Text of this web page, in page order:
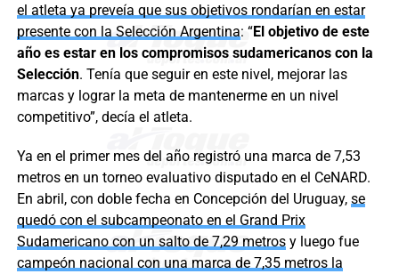
el atleta ya preveía que sus objetivos rondarían en estar
presente con la Selección Argentina: “El objetivo de este
año es estar en los compromisos sudamericanos con la
Selección. Tenía que seguir en este nivel, mejorar las
marcas y lograr la meta de mantenerme en un nivel
competitivo”, decía el atleta.
Ya en el primer mes del año registró una marca de 7,53
metros en un torneo evaluativo disputado en el CeNARD.
En abril, con doble fecha en Concepción del Uruguay, se
quedó con el subcampeonato en el Grand Prix
Sudamericano con un salto de 7,29 metrosy luego fue
campeón nacional con una marca de 7,35 metros la